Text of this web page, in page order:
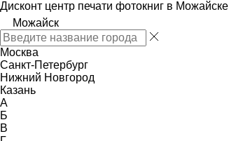
Дисконт центр печати фотокниг в Можайске
Можайск
Москва
Санкт-Петербург
Нижний Новгород
Казань
А
Б
В